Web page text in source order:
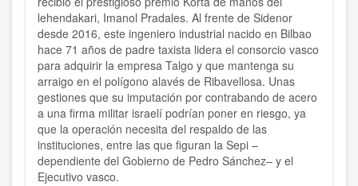
lehendakari, Imanol Pradales. Al frente de Sidenor
desde 2016, este ingeniero industrial nacido en Bilbao
hace 71 años de padre taxista lidera el consorcio vasco
para adquirir la empresa Talgo y que mantenga su
arraigo en el polígono alavés de Ribavellosa. Unas
gestiones que su imputación por contrabando de acero
a una firma militar israelí podrían poner en riesgo, ya
que la operación necesita del respaldo de las
instituciones, entre las que figuran la Sepi –
dependiente del Gobierno de Pedro Sánchez– y el
Ejecutivo vasco.